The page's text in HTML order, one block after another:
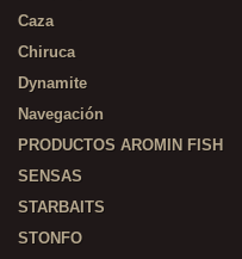
Caza
Chiruca
Dynamite
Navegación
PRODUCTOS AROMIN FISH
SENSAS
STARBAITS
STONFO